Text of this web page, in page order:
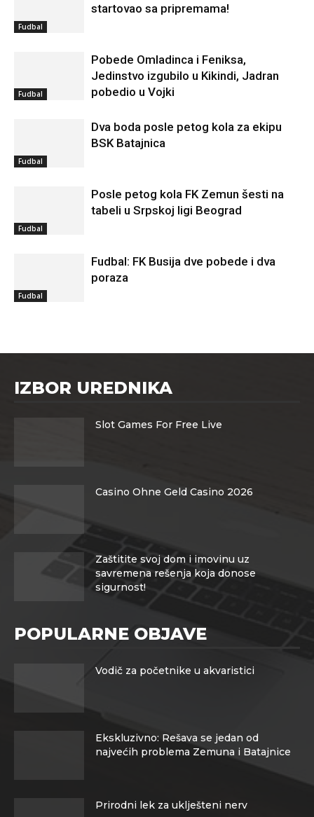
Fudbal
startovao sa pripremama!
Fudbal
Pobede Omladinca i Feniksa,
Jedinstvo izgubilo u Kikindi, Jadran
pobedio u Vojki
Fudbal
Dva boda posle petog kola za ekipu
BSK Batajnica
Fudbal
Posle petog kola FK Zemun šesti na
tabeli u Srpskoj ligi Beograd
Fudbal
Fudbal: FK Busija dve pobede i dva
poraza
IZBOR UREDNIKA
Slot Games For Free Live
Casino Ohne Geld Casino 2026
Zaštitite svoj dom i imovinu uz
savremena rešenja koja donose
sigurnost!
POPULARNE OBJAVE
Vodič za početnike u akvaristici
Ekskluzivno: Rešava se jedan od
najvećih problema Zemuna i Batajnice
Prirodni lek za uklješteni nerv